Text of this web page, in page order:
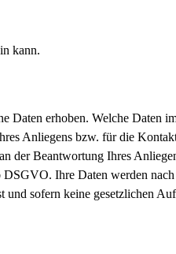
kann.
erhoben. Welche Daten
Anliegens bzw. für die
der Beantwortung Ihres
Ihre Daten werden
sofern keine gesetzlichen